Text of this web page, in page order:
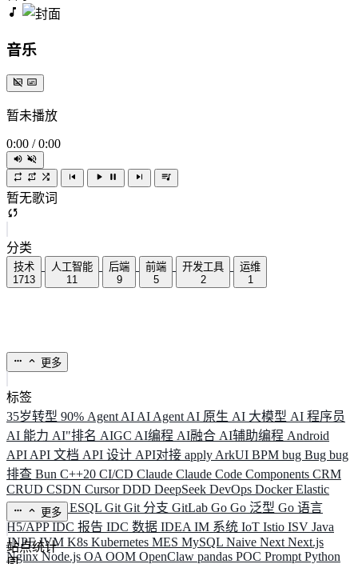
音乐
暂未播放
0:00 / 0:00
暂无歌词
分类
技术
1713
人工智能
11
后端
9
前端
5
开发工具
2
运维
1
更多
标签
35岁转型 90% Agent AI AI Agent AI 原生 AI 大模型 AI 程序员
AI 能力 AI"排名 AIGC AI编程 AI融合 AI辅助编程 Android
API API 文档 API 设计 API对接 apply ArkUI BPM bug Bug bug
排查 Bun C++20 CI/CD Claude Claude Code Components CRM
CRUD CSDN CursorDDD DeepSeek DevOps DockerElastic
ELK ElysiaESQL Git Git 分支 GitLab Go Go 泛型 Go 语言
H5/APPIDC 报告 IDC 数据 IDEA IM 系统 IoT Istio ISV Java
JNPFJVM K8s Kubernetes MES MySQL Naive Next Next.js
NginxNode.js OA OOM OpenClaw pandas POC Prompt Python
更多
站点统计